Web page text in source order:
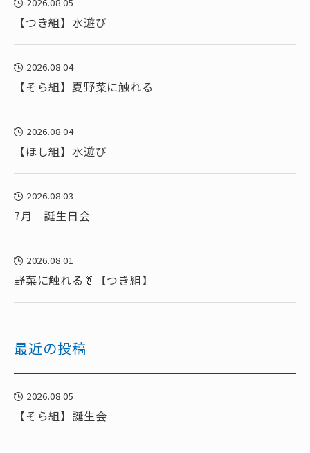
【つき組】水遊び
2026.08.04
【そら組】夏野菜に触れる
2026.08.04
【ほし組】水遊び
2026.08.03
7月 誕生日会
2026.08.01
野菜に触れる🥬【つき組】
最近の投稿
2026.08.05
【そら組】誕生会